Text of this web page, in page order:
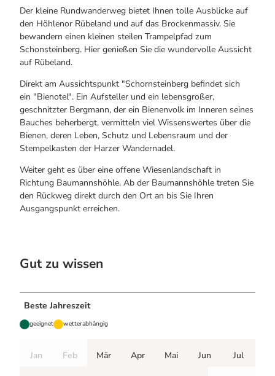
Der kleine Rundwanderweg bietet Ihnen tolle Ausblicke auf
den Höhlenor Rübeland und auf das Brockenmassiv. Sie
bewandern einen kleinen steilen Trampelpfad zum
Schonsteinberg. Hier genießen Sie die wundervolle Aussicht
auf Rübeland.
Direkt am Aussichtspunkt "Schornsteinberg befindet sich
ein "Bienotel". Ein Aufsteller und ein lebensgroßer,
geschnitzter Bergmann, der ein Bienenvolk im Inneren seines
Bauches beherbergt, vermitteln viel Wissenswertes über die
Bienen, deren Leben, Schutz und Lebensraum und der
Stempelkasten der Harzer Wandernadel.
Weiter geht es über eine offene Wiesenlandschaft in
Richtung Baumannshöhle. Ab der Baumannshöhle treten Sie
den Rückweg direkt durch den Ort an bis Sie Ihren
Ausgangspunkt erreichen.
Gut zu wissen
Beste Jahreszeit
geeignet wetterabhängig
Jan Feb Mär Apr Mai Jun Jul